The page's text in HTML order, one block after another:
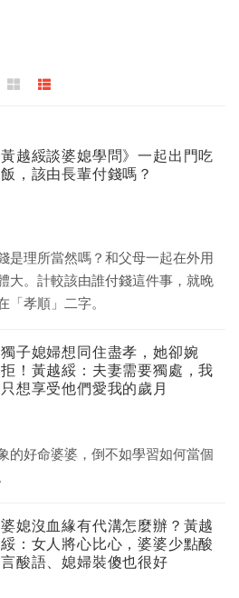
黃越綏談婆媳學問》一起出門吃
飯，該由長輩付錢嗎？
是理所當然嗎？和父母一起在外用
大。計較該由誰付錢這件事，就晚
「孝順」二字。
獨子媳婦想同住盡孝，她卻婉
拒！黃越綏：夫妻需要獨處，我
只想享受他們愛我的歲月
的好命婆婆，倒不如學習如何當個
婆媳沒血緣有代溝怎麼辦？黃越
綏：女人將心比心，婆婆少點酸
言酸語、媳婦裝傻也很好